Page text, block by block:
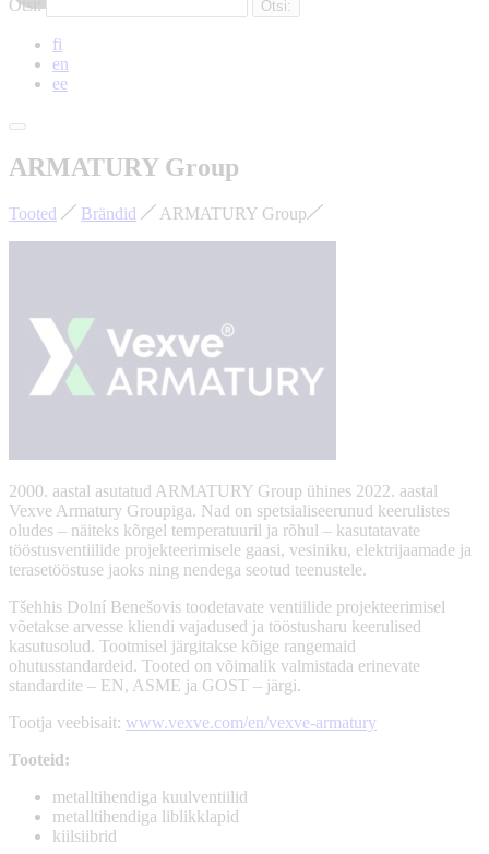
Otsi:
fi
en
ee
ARMATURY Group
Tooted Brändid ARMATURY Group
2000. aastal asutatud ARMATURY Group ühines 2022. aastal
Vexve Armatury Groupiga. Nad on spetsialiseerunud keerulistes
oludes – näiteks kõrgel temperatuuril ja rõhul – kasutatavate
tööstusventiilide projekteerimisele gaasi, vesiniku, elektrijaamade ja
terasetööstuse jaoks ning nendega seotud teenustele.
Tšehhis Dolní Benešovis toodetavate ventiilide projekteerimisel
võetakse arvesse kliendi vajadused ja tööstusharu keerulised
kasutusolud. Tootmisel järgitakse kõige rangemaid
ohutusstandardeid. Tooted on võimalik valmistada erinevate
standardite – EN, ASME ja GOST – järgi.
Tootja veebisait: www.vexve.com/en/vexve-armatury
Tooteid:
metalltihendiga kuulventiilid
metalltihendiga liblikklapid
kiilsiibrid